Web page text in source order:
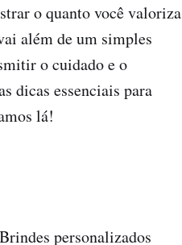
o quanto você valoriza
além de um simples
o cuidado e o
dicas essenciais para
lá!
personalizados